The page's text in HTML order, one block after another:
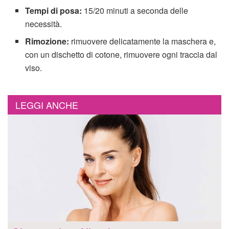
Tempi di posa: 15/20 minuti a seconda delle
necessità.
Rimozione: rimuovere delicatamente la maschera e,
con un dischetto di cotone, rimuovere ogni traccia dal
viso.
LEGGI ANCHE